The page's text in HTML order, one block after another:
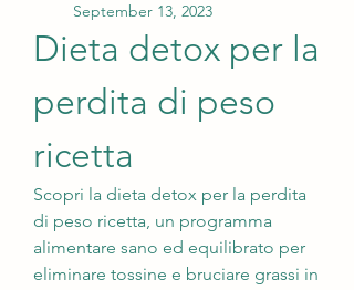
September 13, 2023
Dieta detox per la
perdita di peso
ricetta
Scopri la dieta detox per la perdita
di peso ricetta, un programma
alimentare sano ed equilibrato per
eliminare tossine e bruciare grassi in